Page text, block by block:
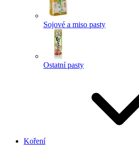
Sojové a miso pasty
Ostatní pasty
Koření